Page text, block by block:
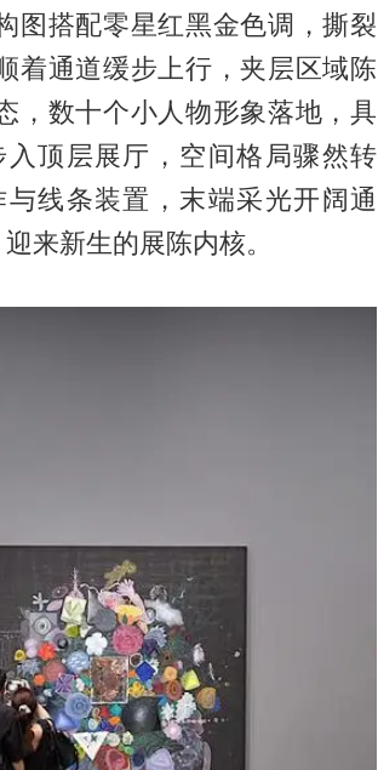
图搭配零星红黑金色调，撕裂
着通道缓步上行，夹层区域陈
，数十个小人物形象落地，具
顶层展厅，空间格局骤然转
线条装置，末端采光开阔通
来新生的展陈内核。